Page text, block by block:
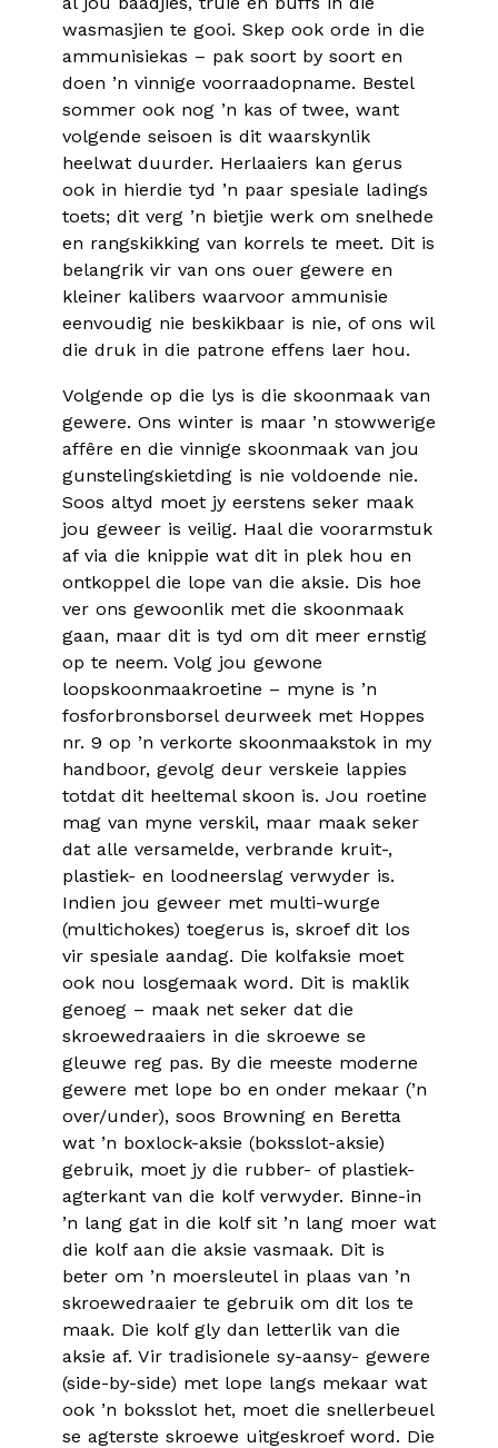
wasmasjien te gooi. Skep ook orde in die
ammunisiekas – pak soort by soort en
doen ’n vinnige voorraadopname. Bestel
sommer ook nog ’n kas of twee, want
volgende seisoen is dit waarskynlik
heelwat duurder. Herlaaiers kan gerus
ook in hierdie tyd ’n paar spesiale ladings
toets; dit verg ’n bietjie werk om snelhede
en rangskikking van korrels te meet. Dit is
belangrik vir van ons ouer gewere en
kleiner kalibers waarvoor ammunisie
eenvoudig nie beskikbaar is nie, of ons wil
die druk in die patrone effens laer hou.
Volgende op die lys is die skoonmaak van
gewere. Ons winter is maar ’n stowwerige
affêre en die vinnige skoonmaak van jou
gunstelingskietding is nie voldoende nie.
Soos altyd moet jy eerstens seker maak
jou geweer is veilig. Haal die voorarmstuk
af via die knippie wat dit in plek hou en
ontkoppel die lope van die aksie. Dis hoe
ver ons gewoonlik met die skoonmaak
gaan, maar dit is tyd om dit meer ernstig
op te neem. Volg jou gewone
loopskoonmaakroetine – myne is ’n
fosforbronsborsel deurweek met Hoppes
nr. 9 op ’n verkorte skoonmaakstok in my
handboor, gevolg deur verskeie lappies
totdat dit heeltemal skoon is. Jou roetine
mag van myne verskil, maar maak seker
dat alle versamelde, verbrande kruit-,
plastiek- en loodneerslag verwyder is.
Indien jou geweer met multi-wurge
(multichokes) toegerus is, skroef dit los
vir spesiale aandag. Die kolfaksie moet
ook nou losgemaak word. Dit is maklik
genoeg – maak net seker dat die
skroewedraaiers in die skroewe se
gleuwe reg pas. By die meeste moderne
gewere met lope bo en onder mekaar (’n
over/under), soos Browning en Beretta
wat ’n boxlock-aksie (boksslot-aksie)
gebruik, moet jy die rubber- of plastiek-
agterkant van die kolf verwyder. Binne-in
’n lang gat in die kolf sit ’n lang moer wat
die kolf aan die aksie vasmaak. Dit is
beter om ’n moersleutel in plaas van ’n
skroewedraaier te gebruik om dit los te
maak. Die kolf gly dan letterlik van die
aksie af. Vir tradisionele sy-aansy- gewere
(side-by-side) met lope langs mekaar wat
ook ’n boksslot het, moet die snellerbeuel
se agterste skroewe uitgeskroef word. Die